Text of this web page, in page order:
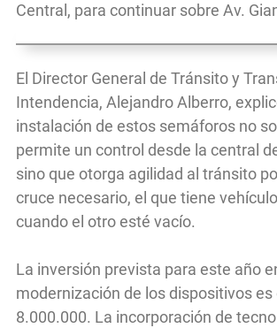
Central, para continuar sobre Av.
El Director General de Tránsito y
Intendencia, Alejandro Alberro,
instalación de estos semáforos no
permite un control desde la central
sino que otorga agilidad al tránsito
cruce necesario, el que tiene
cuando el otro esté vacío.
La inversión prevista para este año
modernización de los dispositivos es
8.000.000. La incorporación de